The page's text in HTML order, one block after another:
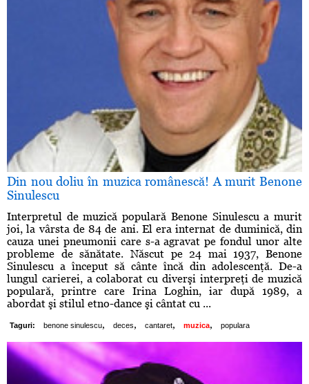
Din nou doliu în muzica românescă! A murit Benone
Sinulescu
Interpretul de muzică populară Benone Sinulescu a murit
joi, la vârsta de 84 de ani. El era internat de duminică, din
cauza unei pneumonii care s-a agravat pe fondul unor alte
probleme de sănătate. Născut pe 24 mai 1937, Benone
Sinulescu a început să cânte încă din adolescenţă. De-a
lungul carierei, a colaborat cu diverşi interpreţi de muzică
populară, printre care Irina Loghin, iar după 1989, a
abordat şi stilul etno-dance şi cântat cu ...
Taguri: benone sinulescu, deces, cantaret, muzica, populara